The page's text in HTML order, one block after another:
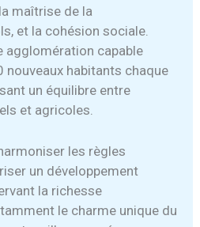
maîtrise de la
et la cohésion sociale.
agglomération capable
nouveaux habitants chaque
un équilibre entre
et agricoles.
les règles
un développement
la richesse
le charme unique du